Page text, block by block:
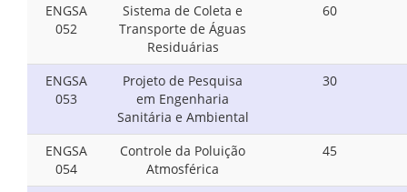
ENGSA
052
Sistema de Coleta e
Transporte de Águas
Residuárias
60
ENGSA
053
Projeto de Pesquisa
em Engenharia
Sanitária e Ambiental
30
ENGSA
054
Controle da Poluição
Atmosférica
45